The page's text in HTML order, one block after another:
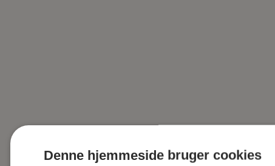
Denne hjemmeside bruger cookies